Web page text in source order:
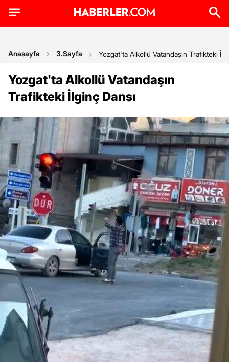
Anasayfa 3.Sayfa Yozgat'ta Alkollü Vatandaşın Trafikteki
Yozgat'ta Alkollü Vatandaşın
Trafikteki İlginç Dansı